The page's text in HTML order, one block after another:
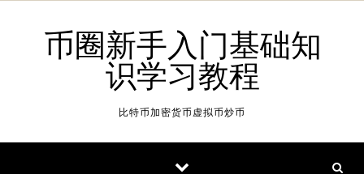
币圈新手入门基础知
识学习教程
比特币加密货币虚拟币炒币